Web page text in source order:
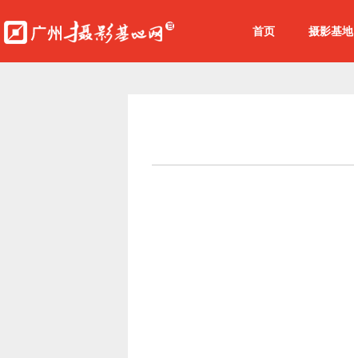
首页 摄影基地